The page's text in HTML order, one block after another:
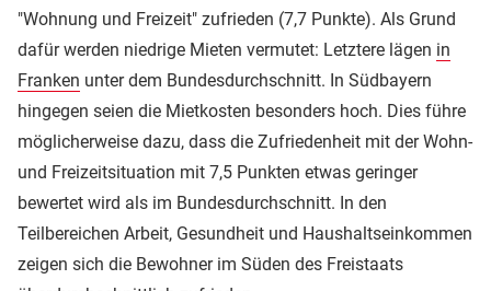
"Wohnung und Freizeit" zufrieden (7,7 Punkte). Als Grund
dafür werden niedrige Mieten vermutet: Letztere lägen in
Franken unter dem Bundesdurchschnitt. In Südbayern
hingegen seien die Mietkosten besonders hoch. Dies führe
möglicherweise dazu, dass die Zufriedenheit mit der Wohn-
und Freizeitsituation mit 7,5 Punkten etwas geringer
bewertet wird als im Bundesdurchschnitt. In den
Teilbereichen Arbeit, Gesundheit und Haushaltseinkommen
zeigen sich die Bewohner im Süden des Freistaats